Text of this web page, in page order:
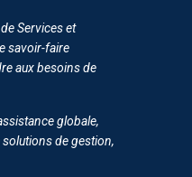
Services et
savoir-faire
aux besoins de
globale,
de gestion,